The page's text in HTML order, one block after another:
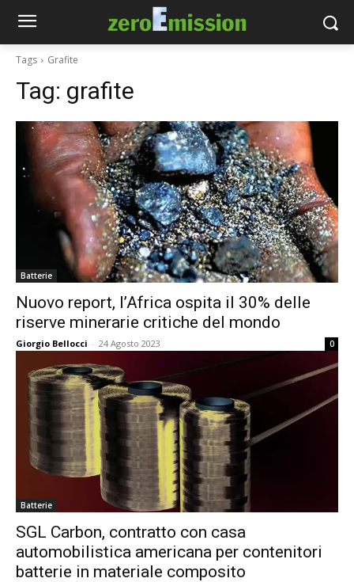
Tags Grafite
Tag: grafite
Batterie
Nuovo report, l’Africa ospita il 30% delle
riserve minerarie critiche del mondo
Giorgio Bellocci - 24 Agosto 2023 0
Batterie
SGL Carbon, contratto con casa
automobilistica americana per contenitori
batterie in materiale composito